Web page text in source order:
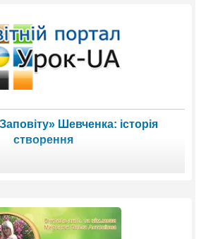
Шевченка: історія
створення